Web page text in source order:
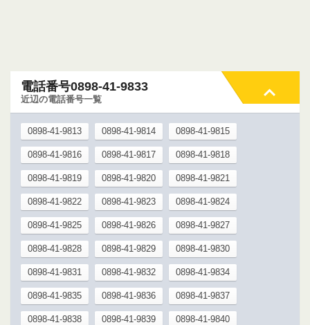
電話番号0898-41-9833
近辺の電話番号一覧
0898-41-9813 0898-41-9814 0898-41-9815
0898-41-9816 0898-41-9817 0898-41-9818
0898-41-9819 0898-41-9820 0898-41-9821
0898-41-9822 0898-41-9823 0898-41-9824
0898-41-9825 0898-41-9826 0898-41-9827
0898-41-9828 0898-41-9829 0898-41-9830
0898-41-9831 0898-41-9832 0898-41-9834
0898-41-9835 0898-41-9836 0898-41-9837
0898-41-9838 0898-41-9839 0898-41-9840